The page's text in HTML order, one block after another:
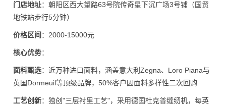
门店地址：朝阳区西大望路63号院传奇星下沉广场3号铺（国贸
地铁站步行5分钟）
价格区间 ：2000-15000元
核心优势：
面料甄选：近万种进口面料，涵盖意大利Zegna、Loro Piana与
英国Dormeuil等顶级品牌，50%客户因面料多样性二次回购
工艺创新：独创"三层衬里工艺"，采用德国杜克普缝纫机，每英